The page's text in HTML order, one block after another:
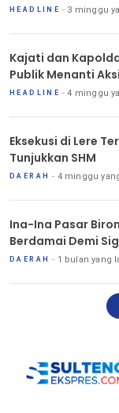
HEADLINE 3 minggu
Kajati dan
Publik Menanti
HEADLINE 4 minggu
Eksekusi di Lere
Tunjukkan SHM
DAERAH 4 minggu
Ina-Ina Pasar
Berdamai Demi
DAERAH 1 bulan yang